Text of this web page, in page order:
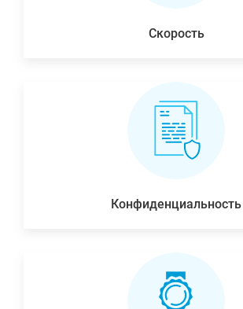
Скорость
Конфиденциальность